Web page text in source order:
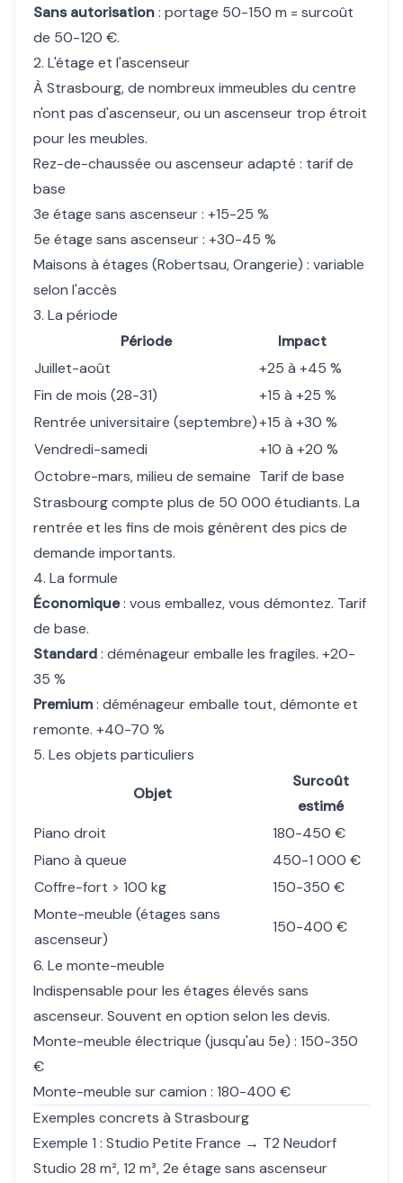
Sans autorisation: portage 50-150 m = surcoût
de 50-120 €.
2. L'étage et l'ascenseur
À Strasbourg, de nombreux immeubles du centre
n'ont pas d'ascenseur, ou un ascenseur trop étroit
pour les meubles.
Rez-de-chaussée ou ascenseur adapté : tarif de
base
3e étage sans ascenseur : +15-25 %
5e étage sans ascenseur : +30-45 %
Maisons à étages (Robertsau, Orangerie) : variable
selon l'accès
3. La période
Période
Impact
Juillet-août
+25 à +45 %
Fin de mois (28-31)
+15 à +25 %
Rentrée universitaire (septembre)+15 à +30 %
Vendredi-samedi
+10 à +20 %
Octobre-mars, milieu de semaine Tarif de base
Strasbourg compte plus de 50 000 étudiants. La
rentrée et les fins de mois génèrent des pics de
demande importants.
4. La formule
Économique: vous emballez, vous démontez. Tarif
de base.
Standard: déménageur emballe les fragiles. +20-
35 %
Premium: déménageur emballe tout, démonte et
remonte. +40-70 %
5. Les objets particuliers
Objet
Surcoût
estimé
Piano droit
180-450 €
Piano à queue
450-1 000 €
Coffre-fort > 100 kg
150-350 €
Monte-meuble (étages sans
ascenseur)
150-400 €
6. Le monte-meuble
Indispensable pour les étages élevés sans
ascenseur. Souvent en option selon les devis.
Monte-meuble électrique (jusqu'au 5e) : 150-350
€
Monte-meuble sur camion : 180-400 €
Exemples concrets à Strasbourg
Exemple 1 : Studio Petite France → T2 Neudorf
Studio 28 m², 12 m³, 2e étage sans ascenseur